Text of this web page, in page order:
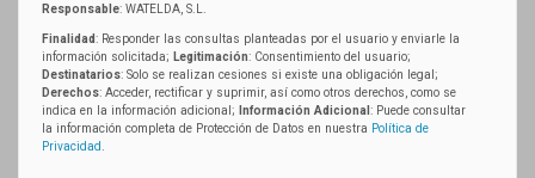
Responsable: WATELDA, S.L.
Finalidad: Responder las consultas planteadas por el usuario y enviarle la
información solicitada; Legitimación: Consentimiento del usuario;
Destinatarios: Solo se realizan cesiones si existe una obligación legal;
Derechos: Acceder, rectificar y suprimir, así como otros derechos, como se
indica en la información adicional;
Información Adicional : Puede consultar
la información completa de Protección de Datos en nuestra Política de
Privacidad